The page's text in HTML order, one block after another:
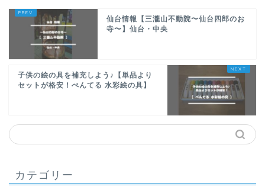
仙台情報【三瀧山不動院〜仙台四郎のお
寺〜】仙台・中央
子供の絵の具を補充しよう♪【単品より
セットが格安！ぺんてる 水彩絵の具】
カテゴリー